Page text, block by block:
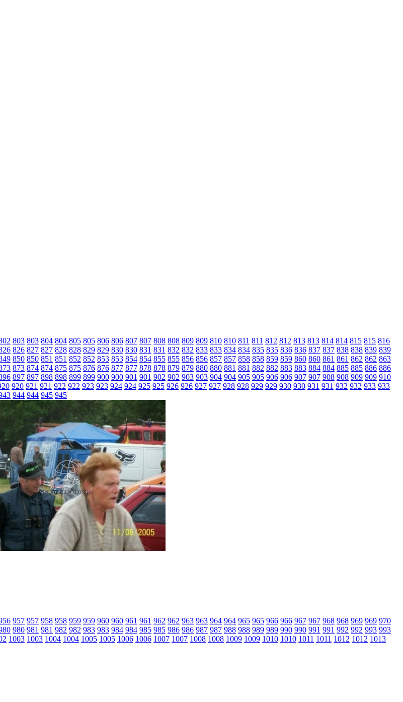
803 803 804 804 805 805 806 806 807 807 808 808 809 809 810 810 811 811 812 812 813 813 814 814 815 815 816
826 827 827 828 828 829 829 830 830 831 831 832 832 833 833 834 834 835 835 836 836 837 837 838 838 839 839
850 850 851 851 852 852 853 853 854 854 855 855 856 856 857 857 858 858 859 859 860 860 861 861 862 862 863
873 874 874 875 875 876 876 877 877 878 878 879 879 880 880 881 881 882 882 883 883 884 884 885 885 886 886
897 897 898 898 899 899 900 900 901 901 902 902 903 903 904 904 905 905 906 906 907 907 908 908 909 909 910
920 921 921 922 922 923 923 924 924 925 925 926 926 927 927 928 928 929 929 930 930 931 931 932 932 933 933
944 944 945 945
957 957 958 958 959 959 960 960 961 961 962 962 963 963 964 964 965 965 966 966 967 967 968 968 969 969 970
980 981 981 982 982 983 983 984 984 985 985 986 986 987 987 988 988 989 989 990 990 991 991 992 992 993 993
1003 1003 1004 1004 1005 1005 1006 1006 1007 1007 1008 1008 1009 1009 1010 1010 1011 1011 1012 1012 1013